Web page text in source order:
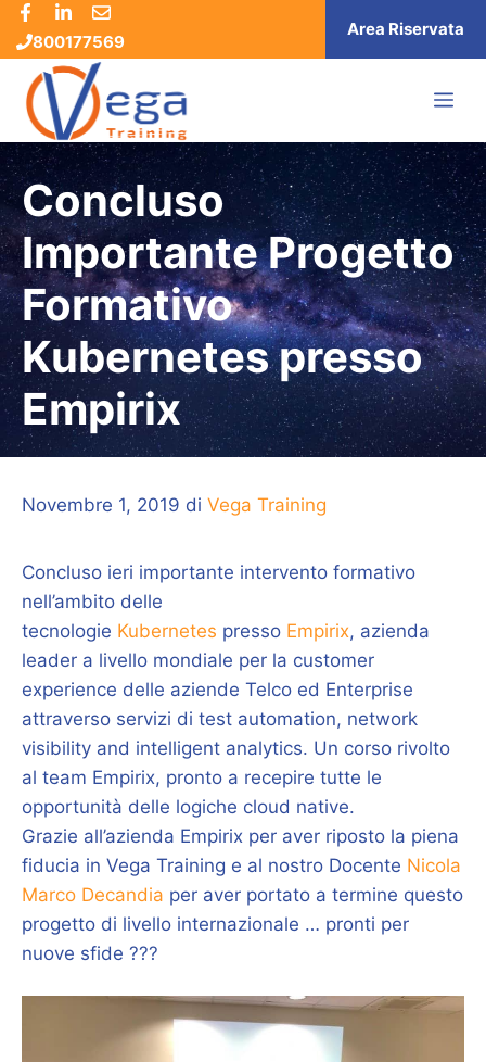
Vai
contenuto
800177569
Area Riservata
Concluso
Importante Progetto
Formativo
Kubernetes presso
Empirix
Novembre 1, 2019 di Vega Training
Concluso ieri importante intervento formativo
nell’ambito delle
tecnologie Kubernetes presso Empirix, azienda
leader a livello mondiale per la customer
experience delle aziende Telco ed Enterprise
attraverso servizi di test automation, network
visibility and intelligent analytics. Un corso rivolto
al team Empirix, pronto a recepire tutte le
opportunità delle logiche cloud native.
Grazie all’azienda Empirix per aver riposto la piena
fiducia in Vega Training e al nostro Docente Nicola
Marco Decandia per aver portato a termine questo
progetto di livello internazionale … pronti per
nuove sfide ???